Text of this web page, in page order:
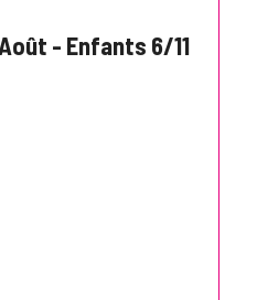
- Enfants 6/11